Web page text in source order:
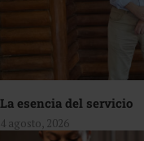
La esencia del servicio
4 agosto, 2026